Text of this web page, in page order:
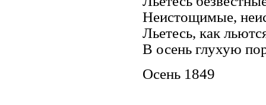
Неистощимые,
Льетесь, как
В осень глухую
Осень 1849